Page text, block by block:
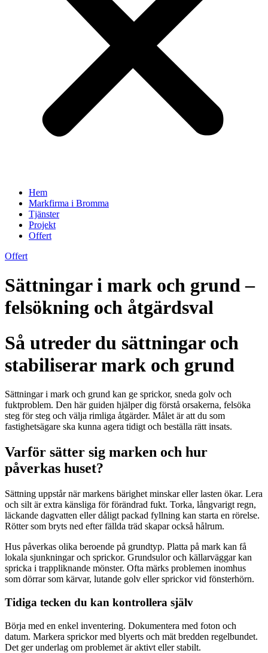
Hem
Markfirma i Bromma
Tjänster
Projekt
Offert
Offert
Sättningar i mark och grund –
felsökning och åtgärdsval
Så utreder du sättningar och
stabiliserar mark och grund
Sättningar i mark och grund kan ge sprickor, sneda golv och
fuktproblem. Den här guiden hjälper dig förstå orsakerna, felsöka
steg för steg och välja rimliga åtgärder. Målet är att du som
fastighetsägare ska kunna agera tidigt och beställa rätt insats.
Varför sätter sig marken och hur
påverkas huset?
Sättning uppstår när markens bärighet minskar eller lasten ökar. Lera
och silt är extra känsliga för förändrad fukt. Torka, långvarigt regn,
läckande dagvatten eller dåligt packad fyllning kan starta en rörelse.
Rötter som bryts ned efter fällda träd skapar också hålrum.
Hus påverkas olika beroende på grundtyp. Platta på mark kan få
lokala sjunkningar och sprickor. Grundsulor och källarväggar kan
spricka i trappliknande mönster. Ofta märks problemen inomhus
som dörrar som kärvar, lutande golv eller sprickor vid fönsterhörn.
Tidiga tecken du kan kontrollera själv
Börja med en enkel inventering. Dokumentera med foton och
datum. Markera sprickor med blyerts och mät bredden regelbundet.
Det ger underlag om problemet är aktivt eller stabilt.